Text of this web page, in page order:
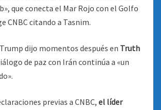
que conecta el Mar Rojo con el Golfo
CNBC citando a Tasnim.
dijo momentos después en Truth
de paz con Irán continúa a «un
previas a CNBC, el líder